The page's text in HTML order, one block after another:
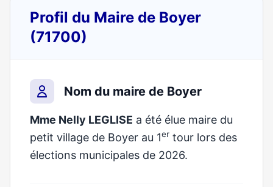
Profil du Maire de Boyer
(71700)
Nom du maire de Boyer
Mme Nelly LEGLISE a été élue maire du
petit village de Boyer au 1er tour lors des
élections municipales de 2026.